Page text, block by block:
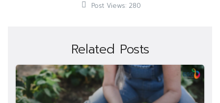
Post Views: 280
Related Posts